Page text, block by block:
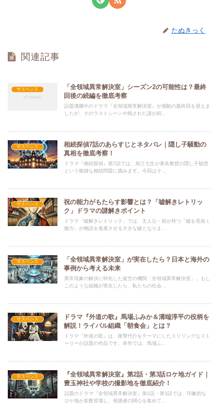
たぬきっく
関連記事
サスペンス
「全領域異常解決室」シーズン2の可能性は？最終
回後の続編を徹底考察
話題沸騰中のドラマ『全領域異常解決室』が感動の最終回を迎えま
したが、そのラストシーンや残された謎が続...
サスペンス
相続探偵7話のあらすじとネタバレ｜隠し子騒動の
真相を徹底考察！
ドラマ『相続探偵』第7話では、灰江七生が著名教授の隠し子疑惑
という複雑な相続問題に挑みます。今回はそ...
サスペンス
祝の能力がもたらす影響とは？「嘘解きレトリッ
ク」ドラマの謎解きポイント
ドラマ「嘘解きレトリック」では、主人公・祝が持つ「嘘を見抜く
能力」が物語を進展させる大きな鍵となりま...
サスペンス
「全領域異常解決室」が実在したら？日本と海外の
事例から考える未来
異常現象の解決に特化した架空の機関「全領域異常解決室」。もし
このような組織が実在したら、私たちの社会...
サスペンス
ドラマ『外道の歌』馬場ふみか＆溝端淳平の役柄を
解説！ライバル組織「朝食会」とは？
ドラマ『外道の歌』は、復讐代行をテーマにしたスリリングなスト
ーリーが話題の作品です。本作では、馬場ふ...
サスペンス
『全領域異常解決室』第2話・第3話ロケ地ガイド｜
豊玉神社や学校の撮影地を徹底紹介！
話題のドラマ『全領域異常解決室』第2話・第3話では、印象的な
ロケ地が多数登場し、視聴者の関心を集めて...